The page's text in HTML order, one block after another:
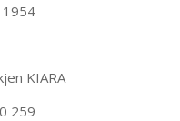
KIARA
259